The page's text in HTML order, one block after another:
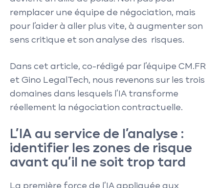
remplacer une équipe de négociation, mais
pour l’aider à aller plus vite, à augmenter son
sens critique et son analyse des risques.
Dans cet article, co-rédigé par l’équipe CM.FR
et Gino LegalTech, nous revenons sur les trois
domaines dans lesquels l’IA transforme
réellement la négociation contractuelle.
L’IA au service de l’analyse :
identifier les zones de risque
avant qu’il ne soit trop tard
La première force de l’IA appliquée aux